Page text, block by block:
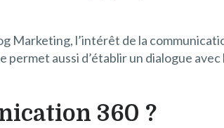
Marketing, l’intérêt de la
aussi d’établir un dialogue
360 ?